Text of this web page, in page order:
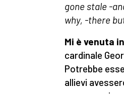
gone stale -
why, -there
Mi è venuta
cardinale
Potrebbe
allievi